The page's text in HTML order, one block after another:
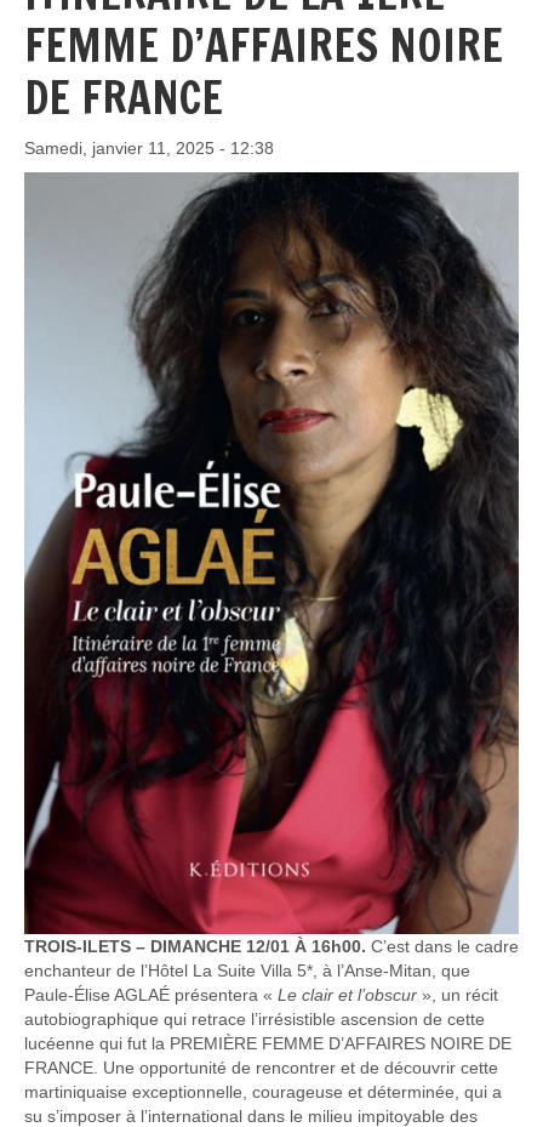
FEMME D’AFFAIRES NOIRE
DE FRANCE
Samedi, janvier 11, 2025 - 12:38
TROIS-ILETS – DIMANCHE 12/01 À 16h00. C’est dans le cadre
enchanteur de l’Hôtel La Suite Villa 5*, à l’Anse-Mitan, que
Paule-Élise AGLAÉ présentera « Le clair et l’obscur », un récit
autobiographique qui retrace l’irrésistible ascension de cette
lucéenne qui fut la PREMIÈRE FEMME D’AFFAIRES NOIRE DE
FRANCE. Une opportunité de rencontrer et de découvrir cette
martiniquaise exceptionnelle, courageuse et déterminée, qui a
su s’imposer à l’international dans le milieu impitoyable des